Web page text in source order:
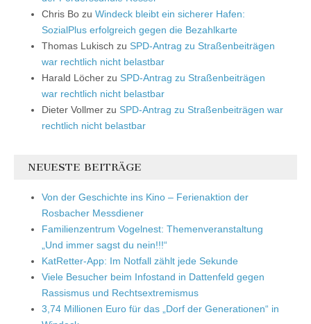
Chris Bo zu Windeck bleibt ein sicherer Hafen:
SozialPlus erfolgreich gegen die Bezahlkarte
Thomas Lukisch zu SPD-Antrag zu Straßenbeiträgen
war rechtlich nicht belastbar
Harald Löcher zu SPD-Antrag zu Straßenbeiträgen
war rechtlich nicht belastbar
Dieter Vollmer zu SPD-Antrag zu Straßenbeiträgen war
rechtlich nicht belastbar
NEUESTE BEITRÄGE
Von der Geschichte ins Kino – Ferienaktion der
Rosbacher Messdiener
Familienzentrum Vogelnest: Themenveranstaltung
„Und immer sagst du nein!!!“
KatRetter-App: Im Notfall zählt jede Sekunde
Viele Besucher beim Infostand in Dattenfeld gegen
Rassismus und Rechtsextremismus
3,74 Millionen Euro für das „Dorf der Generationen“ in